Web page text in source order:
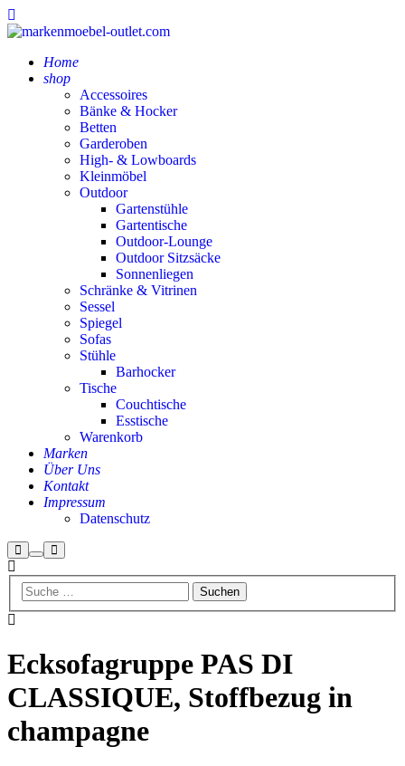
Home
shop
Accessoires
Bänke & Hocker
Betten
Garderoben
High- & Lowboards
Kleinmöbel
Outdoor
Gartenstühle
Gartentische
Outdoor-Lounge
Outdoor Sitzsäcke
Sonnenliegen
Schränke & Vitrinen
Sessel
Spiegel
Sofas
Stühle
Barhocker
Tische
Couchtische
Esstische
Warenkorb
Marken
Über Uns
Kontakt
Impressum
Datenschutz
Suchen
Mehr
Info
Ecksofagruppe PAS DI
CLASSIQUE, Stoffbezug in
champagne